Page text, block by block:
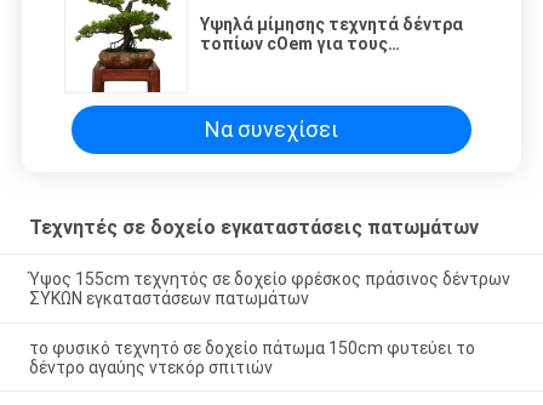
Υψηλά μίμησης τεχνητά δέντρα
τοπίων cOem για τους
Να συνεχίσει
Τεχνητές σε δοχείο εγκαταστάσεις πατωμάτων
Ύψος 155cm τεχνητός σε δοχείο φρέσκος πράσινος δέντρων
ΣΥΚΩΝ εγκαταστάσεων πατωμάτων
το φυσικό τεχνητό σε δοχείο πάτωμα 150cm φυτεύει το
δέντρο αγαύης ντεκόρ σπιτιών